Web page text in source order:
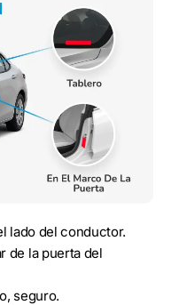
lado del conductor.
de la puerta del
seguro.